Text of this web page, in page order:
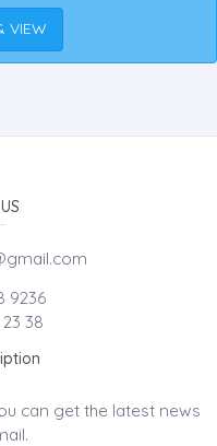
VIEW
9236
38
can get the latest news